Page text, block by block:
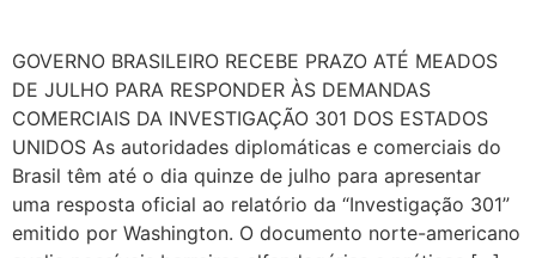
GOVERNO BRASILEIRO RECEBE PRAZO ATÉ MEADOS
DE JULHO PARA RESPONDER ÀS DEMANDAS
COMERCIAIS DA INVESTIGAÇÃO 301 DOS ESTADOS
UNIDOS As autoridades diplomáticas e comerciais do
Brasil têm até o dia quinze de julho para apresentar
uma resposta oficial ao relatório da “Investigação 301”
emitido por Washington. O documento norte-americano